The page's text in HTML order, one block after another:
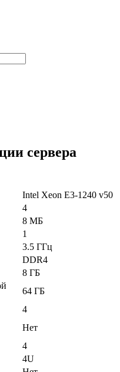
сервера
Intel Xeon E3-1240 v50
4
8 МБ
1
3.5 ГГц
DDR4
8 ГБ
64 ГБ
4
Нет
4
4U